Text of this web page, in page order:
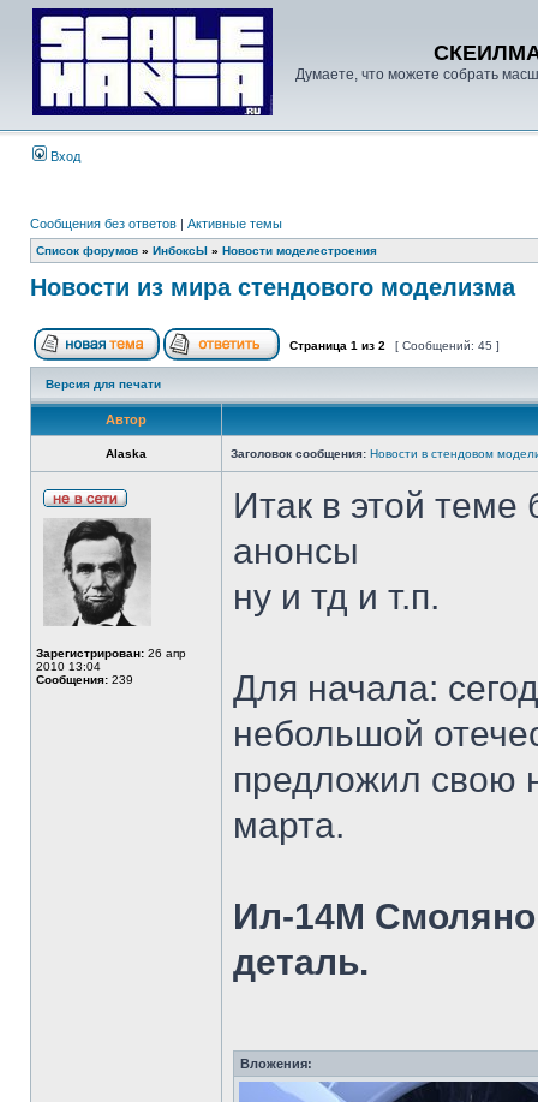
Думаете, что можете собрать
Вход
Сообщения без ответов | Активные темы
Список форумов » ИнбоксЫ » Новости моделестроения
Новости из мира стендового моделизма
Страница 1 из 2 [ Сообщений: 45 ]
Версия для печати
Автор
Alaska Заголовок сообщения: Новости в стендовом
Зарегистрирован: 26 апр
2010 13:04
Сообщения: 239
Итак в этой теме
анонсы
ну и тд и т.п.
Для начала:
небольшой
предложил свою
марта.
Ил-14М
деталь.
Вложения: